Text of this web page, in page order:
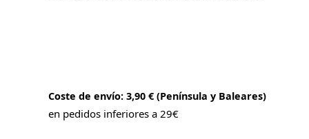
Coste de envío: 3,90 € (Península y Baleares)
en pedidos inferiores a 29€